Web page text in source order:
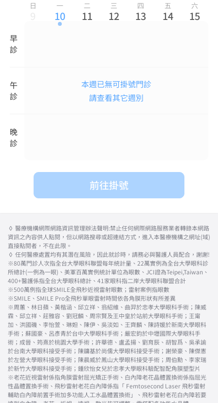
日 一 二 三 四 五 六
10 11 12 13 14 15
早
診
午
診
晚
診
本週已無可掛號門診
請查看其它週別
前往掛號
◊ 醫療機構網際網路資訊管理辦法聲明:禁止任何網際網路服務業者轉錄本網路
資訊之內容供人點閱，但以網路搜尋或超連結方式，進入本醫療機構之網址(域)
直接點閱者，不在此限。
◊ 任何醫療處置均有其潛在風險，因此就診時，請務必與醫護人員配合，謝謝!
※80萬門診人次指全台大學眼科聯盟每年統計量、22萬實例為全台大學眼科診
所總計(一例為一眼)、美軍百萬實例統計單位為眼數、JCI證為Teipei,Taiwan、
400+醫護係指全台大學眼科總計、41家眼科指二岸大學眼科聯盟合計
※500萬例指全球SMILE全飛秒近視雷射眼數；雷射案例指眼數
※SMILE、SMILE Pro全飛秒單眼雷射時間依各角膜形狀有所差異
※周蕙、林日蘋、黃楷涵、邱立祥、翁紹維、曲羿於忠孝大學眼科手術；陳威
霖、邱立祥、莊雅容、劉冠麟、周宗賢及王中皇於站前大學眼科手術；王甯
加、洪國磯、李怡萱、琳妲、陳伊、吳淡如、王齊麟、陳詩媛於新南大學眼科
手術；蘇國豪、呂彥青於台中大學眼科手術；嚴宏鈞於中壢國際大學眼科手
術；成晉、筠熹於桃園大學手術；許華德、盧孟揚、劉育辰、胡智爲、吳承諭
於台南大學眼科接受手術；陳鏞基於尚儒大學眼科接受手術；謝榮豪、陳傑憲
於左營大學眼科接受手術；陳晨威於鳳山大學眼科接受手術；周伯勳、李家瑞
於新竹大學眼科接受手術；鍾欣怡女兒於忠孝大學眼科驗配智配角膜塑型片
※老花近視雷射係指角膜雷射屈光矯正手術、白內障老花晶體置換術係指屈光
性晶體置換手術、飛秒雷射老花白內障係指「 Femtosecond Laser 飛秒雷射
輔助白內障前置手術加多功能人工水晶體置換術」、飛秒雷射老花白內障若要